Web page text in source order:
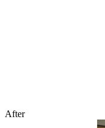
After